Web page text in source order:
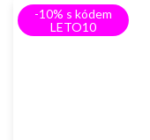
-10% s kódem
LETO10